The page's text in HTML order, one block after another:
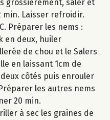
grossièrement, saler et
Laisser refroidir.
Préparer les nems :
en deux, huiler
de chou et le Salers
en laissant 1cm de
côtés puis enrouler
les autres nems
20 min.
à sec les graines de